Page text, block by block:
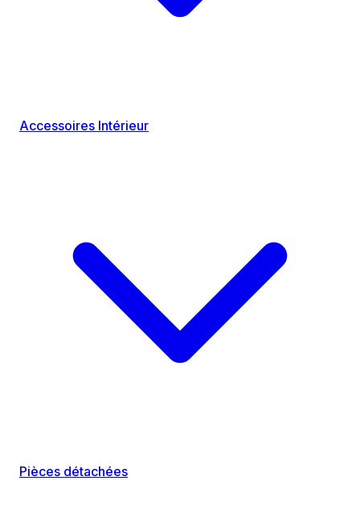
Accessoires Intérieur
Pièces détachées